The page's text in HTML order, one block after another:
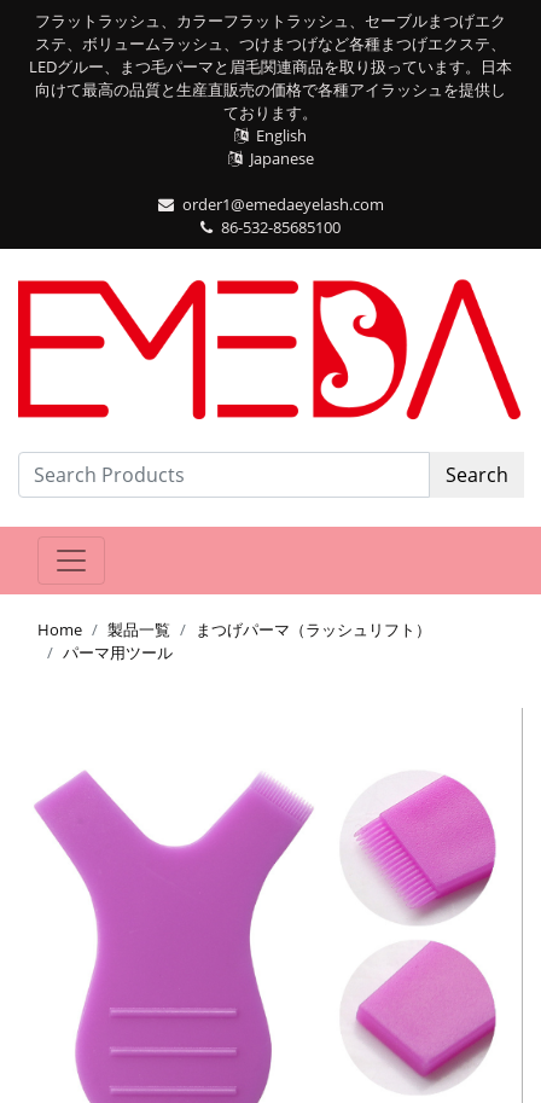
フラットラッシュ、カラーフラットラッシュ、セーブルまつげエク
ステ、ボリュームラッシュ、つけまつげなど各種まつげエクステ、
LEDグルー、まつ毛パーマと眉毛関連商品を取り扱っています。日本
向けて最高の品質と生産直販売の価格で各種アイラッシュを提供し
ております。
English
Japanese
order1@emedaeyelash.com
86-532-85685100
Search
Home 製品一覧
まつげパーマ（ラッシュリフト）
パーマ用ツール